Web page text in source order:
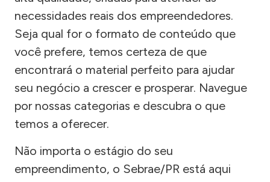
necessidades reais dos empreendedores.
Seja qual for o formato de conteúdo que
você prefere, temos certeza de que
encontrará o material perfeito para ajudar
seu negócio a crescer e prosperar. Navegue
por nossas categorias e descubra o que
temos a oferecer.
Não importa o estágio do seu
empreendimento, o Sebrae/PR está aqui